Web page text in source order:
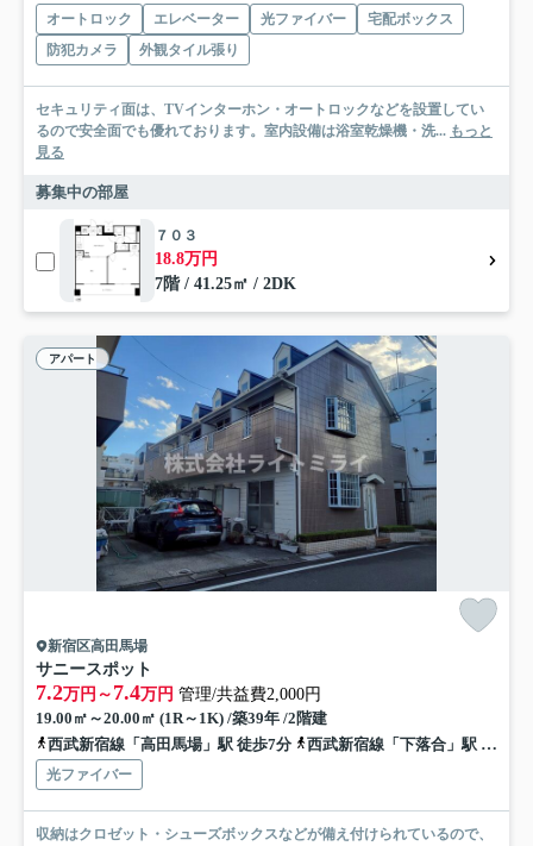
オートロック エレベーター 光ファイバー
宅配ボックス
防犯カメラ
外観タイル張り
セキュリティ面は、TVインターホン・オートロックなどを設置してい
るので安全面でも優れております。室内設備は浴室乾燥機・洗... もっと
見る
募集中の部屋
７０３
18.8万円
7階 / 41.25㎡ / 2DK
アパート
新宿区高田馬場
サニースポット
7.2万円～ 7.4万円 管理/共益費2,000円
19.00㎡～20.00㎡ (1R～1K) /築39年 /2階建
西武新宿線「高田馬場」駅 徒歩7分
西武新宿線「下落合」駅 徒歩12分
光ファイバー
収納はクロゼット・シューズボックスなどが備え付けられているので、